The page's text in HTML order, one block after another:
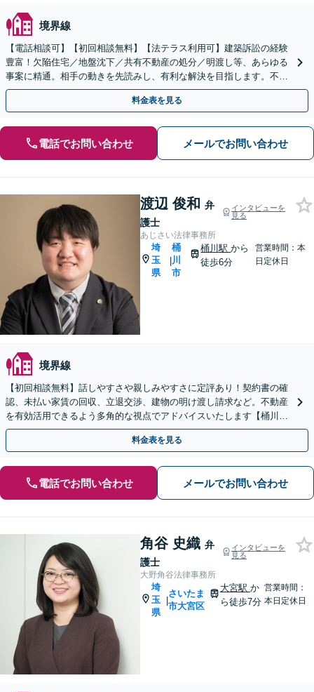
境界線
【電話相談可】【初回相談無料】【法テラス利用可】建築訴訟の経験
豊富！欠陥住宅／地盤沈下／共有不動産の処分／明渡し等、あらゆる
事案に精通。相手の動きを先読みし、有利な解決を目指します。不動
産会社の顧問契約もお任せ【完全個室】【大宮駅3分】
料金表を見る
電話でお問い合わせ メールでお問い合わせ
渡辺 俊和 弁
護士
インタビューを
見る
あじさい法律事務所
埼
玉
県
|
桶
川
市
桶川駅から
徒歩6分
営業時間：本
日定休日
境界線
【初回相談無料】話しやすさや親しみやすさに定評あり！契約書の確
認、未払い家賃の回収、立退交渉、建物の明け渡し請求など。不動産
を有効活用できるよう多角的な視点でアドバイスいたします【桶川駅
6分】【オンライン相談OK】
料金表を見る
電話でお問い合わせ メールでお問い合わせ
角谷 史織 弁
護士
インタビューを
見る
大野角谷法律事務所
埼
玉
県
|
さいたま
市大宮区
大宮駅 か
ら徒歩7分
営業時間：
本日定休日